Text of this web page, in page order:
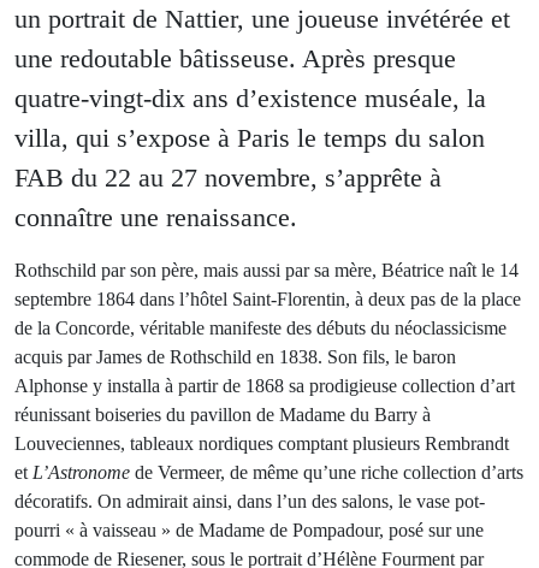
un portrait de Nattier, une joueuse invétérée et
une redoutable bâtisseuse. Après presque
quatre-vingt-dix ans d’existence muséale, la
villa, qui s’expose à Paris le temps du salon
FAB du 22 au 27 novembre, s’apprête à
connaître une renaissance.
Rothschild par son père, mais aussi par sa mère, Béatrice naît le 14
septembre 1864 dans l’hôtel Saint-Florentin, à deux pas de la place
de la Concorde, véritable manifeste des débuts du néoclassicisme
acquis par James de Rothschild en 1838. Son fils, le baron
Alphonse y installa à partir de 1868 sa prodigieuse collection d’art
réunissant boiseries du pavillon de Madame du Barry à
Louveciennes, tableaux nordiques comptant plusieurs Rembrandt
et L’Astronome de Vermeer, de même qu’une riche collection d’arts
décoratifs. On admirait ainsi, dans l’un des salons, le vase pot-
pourri « à vaisseau » de Madame de Pompadour, posé sur une
commode de Riesener, sous le portrait d’Hélène Fourment par